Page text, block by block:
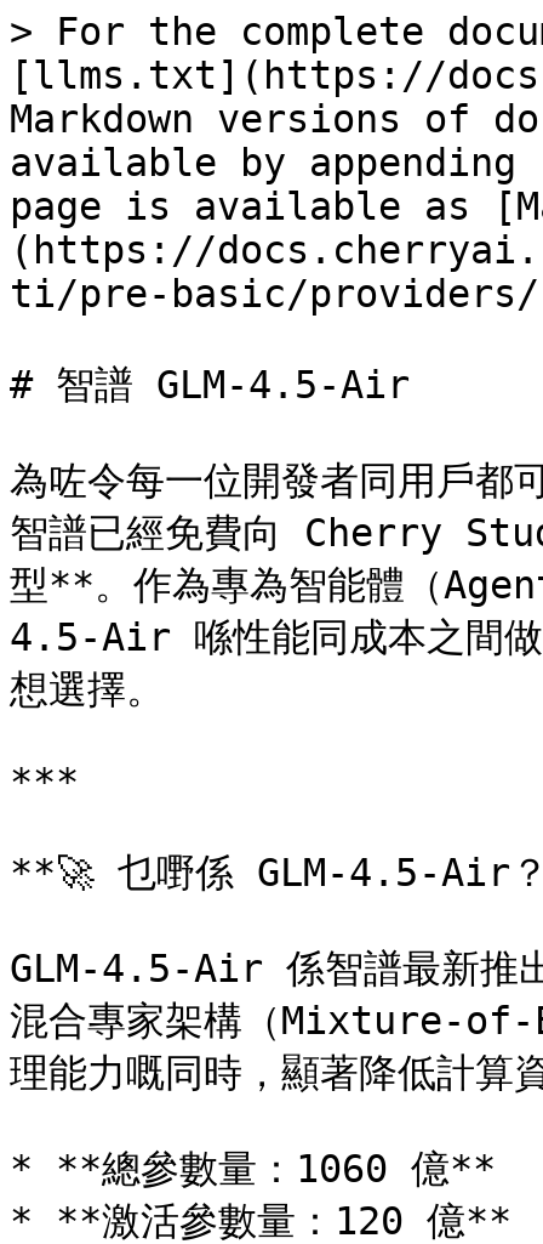
> For the complete
[llms.txt](https://
Markdown versions of
available by
page is available as
(https://
ti/pre-basic/providers/
# 智譜 GLM-4.5-Air
為咗令每一位開發者同用戶都
智譜已經免費向 Cherry
型**。作為專為智能體（
4.5-Air 喺性能同成本之間做
想選擇。
***
**🚀 乜嘢係 GLM-4.5-Air
GLM-4.5-Air 係智譜最新推
混合專家架構（Mixture-
理能力嘅同時，顯著降低計算
* **總參數量：1060 億**
* **激活參數量：120 億**